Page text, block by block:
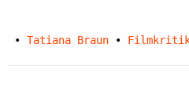
• Tatiana Braun •